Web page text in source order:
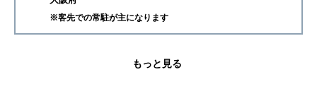
もっと見る
※客先での常駐が主になります